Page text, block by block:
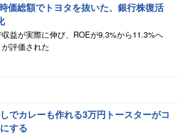
価総額でトヨタを抜いた、銀行株復活
益が実際に伸び、ROEが9.3%から11.3%へ
評価された
でカレーも作れる3万円トースターがコ
する